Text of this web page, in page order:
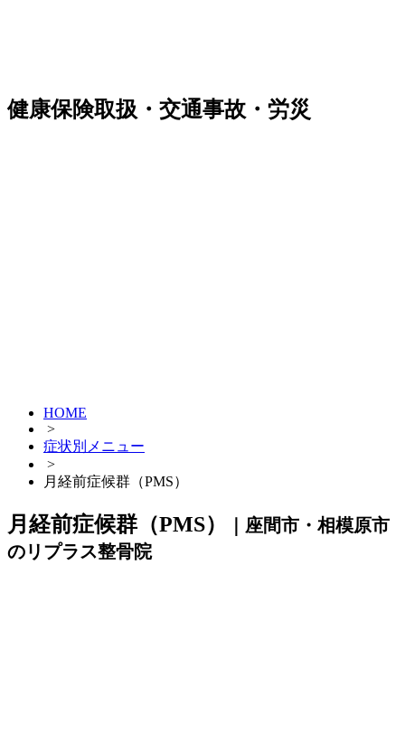
健康保険取扱・交通事故・労災
HOME
>
症状別メニュー
>
月経前症候群（PMS）
月経前症候群（PMS）
｜座間市・相模原市
のリプラス整骨院